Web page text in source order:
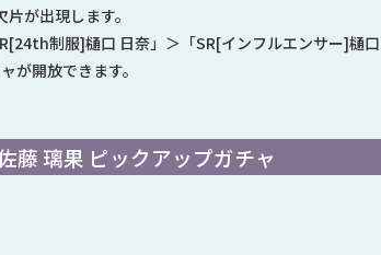
が出現します。
制服]樋口 日奈」＞「SR[インフルエンサー]樋
が開放できます。
藤 璃果 ピックアップガチャ